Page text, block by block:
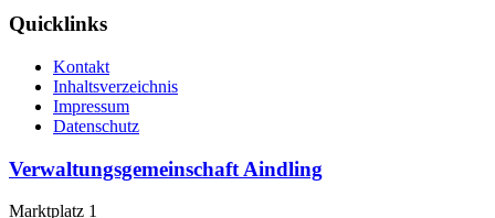
Quicklinks
Kontakt
Inhaltsverzeichnis
Impressum
Datenschutz
Verwaltungsgemeinschaft Aindling
Marktplatz 1